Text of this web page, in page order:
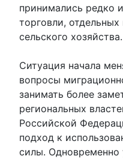
принимались редко
торговли,
сельского хозяйства.
Ситуация начала
вопросы
занимать более
региональных
Российской
подход к
силы. Одновременно